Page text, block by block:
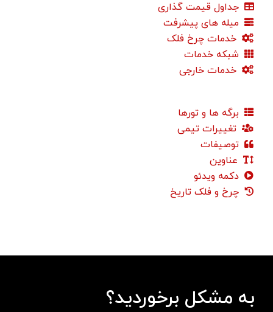
جداول قیمت گذاری
میله های پیشرفت
خدمات چرخ فلک
شبکه خدمات
خدمات خارجی
برگه ها و تورها
تغییرات تیمی
توصیفات
عناوین
دکمه ویدئو
چرخ و فلک تاریخ
به مشکل برخوردید؟